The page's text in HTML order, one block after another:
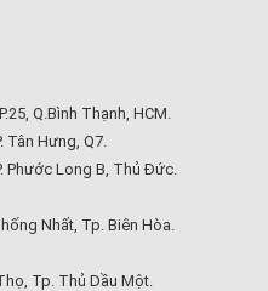
Q.Bình Thạnh, HCM.
Tân Hưng, Q7.
Phước Long B, Thủ Đức.
Nhất, Tp. Biên Hòa.
Tp. Thủ Dầu Một.